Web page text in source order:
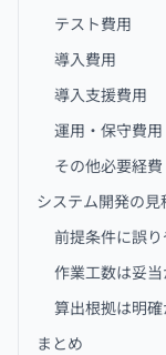
テスト費用
導入費用
導入支援費用
運用・保守費用
その他必要経費
システム開発の
前提条件に誤
作業工数は妥
算出根拠は明
まとめ